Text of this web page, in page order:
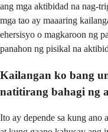
ang mga aktibidad na nag-
mga tao ay maaaring
ehersisyo o magkaroon ng
panahon ng pisikal na
Kailangan ko bang
natitirang bahagi ng
Ito ay depende sa kung ano